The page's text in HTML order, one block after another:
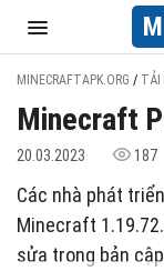
MINECRAFTAPK.ORG / TẢI
Minecraft
20.03.2023 187
Các nhà phát
Minecraft
sửa trong bản